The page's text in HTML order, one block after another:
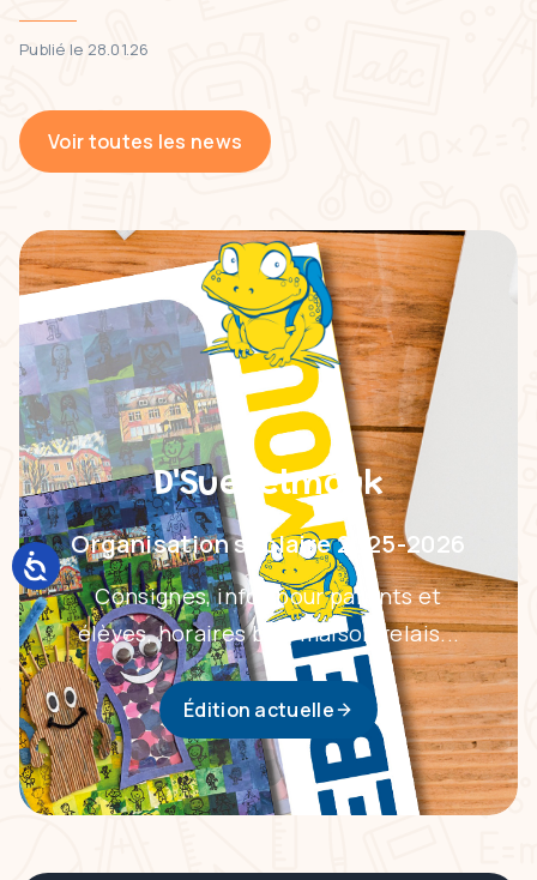
Publié le 28.01.26
Voir toutes les news
D'Suebelmouk
Organisation scolaire 2025-2026
Consignes, infos pour parents et
élèves, horaires bus, maison relais...
Édition actuelle